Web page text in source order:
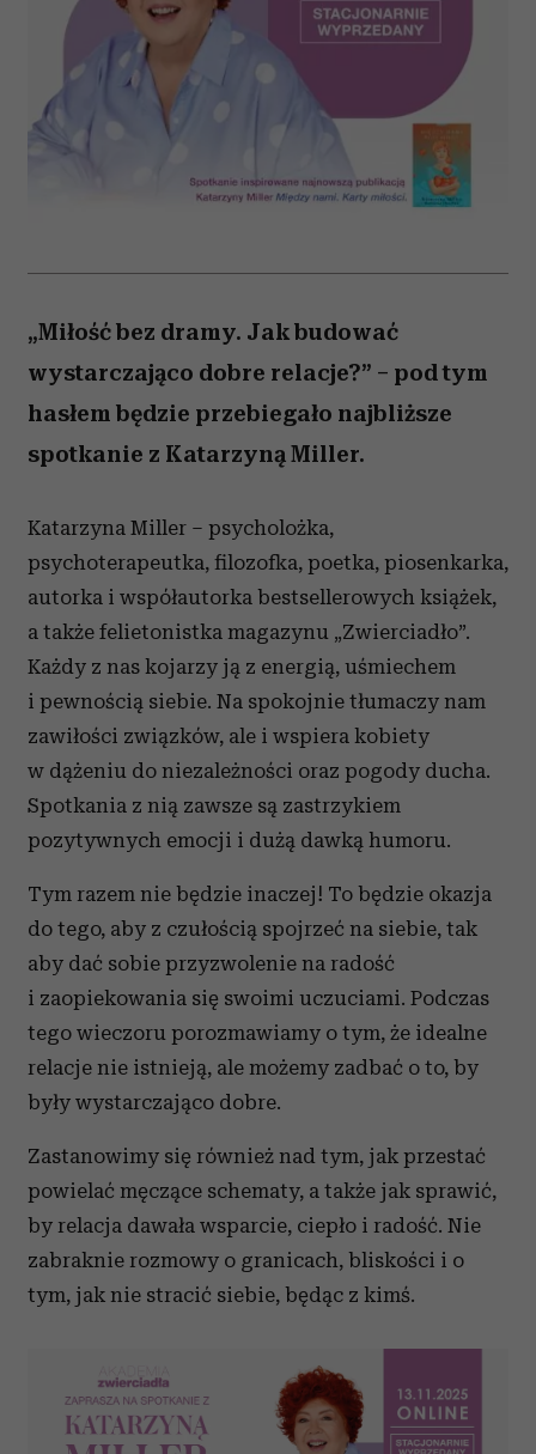
„Miłość bez dramy. Jak budować
wystarczająco dobre relacje?” – pod tym
hasłem będzie przebiegało najbliższe
spotkanie z Katarzyną Miller.
Katarzyna Miller – psycholożka,
psychoterapeutka, filozofka, poetka, piosenkarka,
autorka i współautorka bestsellerowych książek,
a także felietonistka magazynu „Zwierciadło”.
Każdy z nas kojarzy ją z energią, uśmiechem
i pewnością siebie. Na spokojnie tłumaczy nam
zawiłości związków, ale i wspiera kobiety
w dążeniu do niezależności oraz pogody ducha.
Spotkania z nią zawsze są zastrzykiem
pozytywnych emocji i dużą dawką humoru.
Tym razem nie będzie inaczej! To będzie okazja
do tego, aby z czułością spojrzeć na siebie, tak
aby dać sobie przyzwolenie na radość
i zaopiekowania się swoimi uczuciami. Podczas
tego wieczoru porozmawiamy o tym, że idealne
relacje nie istnieją, ale możemy zadbać o to, by
były wystarczająco dobre.
Zastanowimy się również nad tym, jak przestać
powielać męczące schematy, a także jak sprawić,
by relacja dawała wsparcie, ciepło i radość. Nie
zabraknie rozmowy o granicach, bliskości i o
tym, jak nie stracić siebie, będąc z kimś.